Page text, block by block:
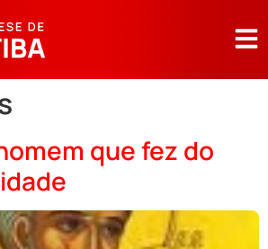
que fez do